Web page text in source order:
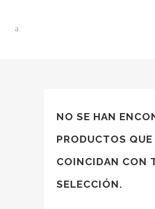
NO SE HAN
PRODUCTOS QUE
COINCIDAN CON
SELECCIÓN.